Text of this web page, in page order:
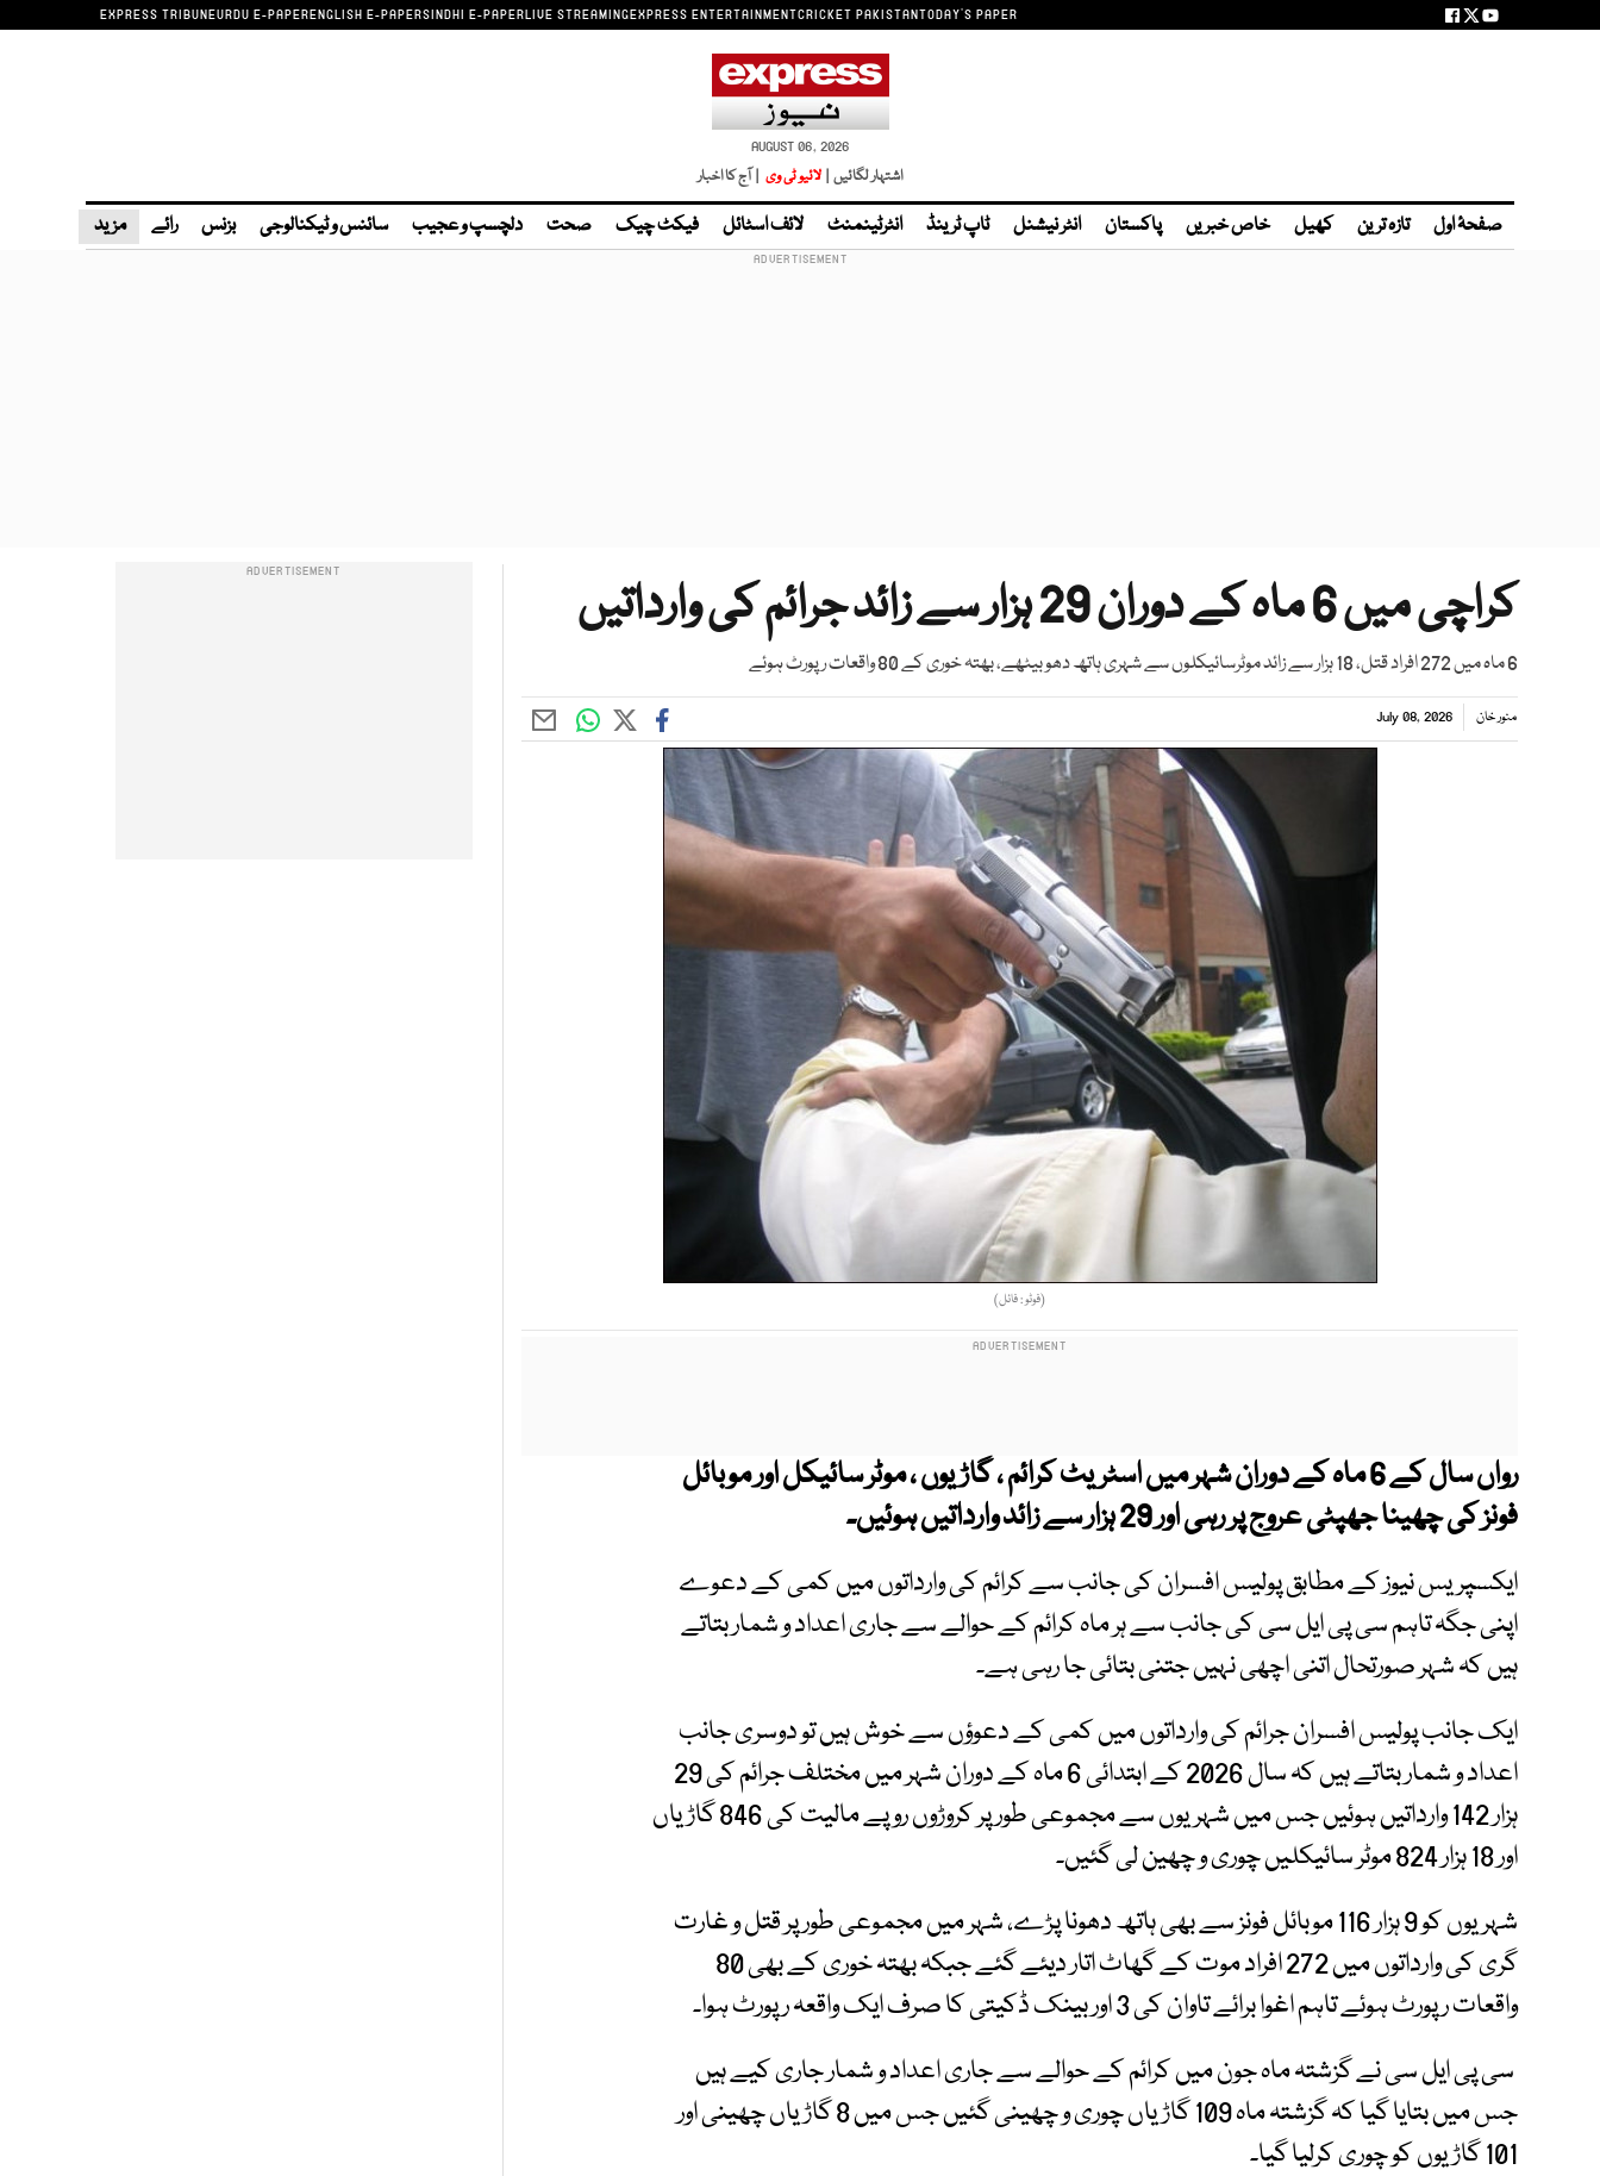
EXPRESS TRIBUNEURDU E-PAPERENGLISH E-PAPERSINDHI E-PAPERLIVE STREAMINGEXPRESS ENTERTAINMENTCRICKET PAKISTANTODAY'S PAPER
AUGUST 06, 2026
اشتہار لگائیں | لائیو ٹی وی | آج کا اخبار
صفحۂ اول تازہ ترین کھیل خاص خبریں پاکستان انٹر نیشنل ٹاپ ٹرینڈ انٹرٹینمنٹ لائف اسٹائل فیکٹ چیک صحت دلچسپ و عجیب سائنس و ٹیکنالوجی بزنس رائے مزید
کراچی میں 6 ماہ کے دوران 29 ہزار سے زائد جرائم کی وارداتیں
6 ماہ میں 272 افراد قتل، 18 ہزار سے زائد موٹرسائیکلوں سے شہری ہاتھ دھو بیٹھے، بھتہ خوری کے 80 واقعات رپورٹ ہوئے
منور خان July 08, 2026
(فوٹو : فائل)
رواں سال کے 6 ماہ کے دوران شہر میں اسٹریٹ کرائم ، گاڑیوں ، موٹر سائیکل اور موبائل
فونز کی چھینا جھپٹی عروج پر رہی اور 29 ہزار سے زائد وارداتیں ہوئیں۔
ایکسپریس نیوز کے مطابق پولیس افسران کی جانب سے کرائم کی وارداتوں میں کمی کے دعوے
اپنی جگہ تاہم سی پی ایل سی کی جانب سے ہر ماہ کرائم کے حوالے سے جاری اعداد و شمار بتاتے
ہیں کہ شہر صورتحال اتنی اچھی نہیں جتنی بتائی جا رہی ہے۔
ایک جانب پولیس افسران جرائم کی وارداتوں میں کمی کے دعوؤں سے خوش ہیں تو دوسری جانب
اعداد و شمار بتاتے ہیں کہ سال 2026 کے ابتدائی 6 ماہ کے دوران شہر میں مختلف جرائم کی 29
ہزار 142 وارداتیں ہوئیں جس میں شہریوں سے مجموعی طور پر کروڑوں روپے مالیت کی 846 گاڑیاں
اور 18 ہزار 824 موٹر سائیکلیں چوری و چھین لی گئیں۔
شہریوں کو 9 ہزار 116 موبائل فونز سے بھی ہاتھ دھونا پڑے، شہر میں مجموعی طور پر قتل و غارت
گری کی وارداتوں میں 272 افراد موت کے گھاٹ اتار دیئے گئے جبکہ بھتہ خوری کے بھی 80
واقعات رپورٹ ہوئے تاہم اغوا برائے تاوان کی 3 اور بینک ڈکیتی کا صرف ایک واقعہ رپورٹ ہوا۔
سی پی ایل سی نے گزشتہ ماہ جون میں کرائم کے حوالے سے جاری اعداد و شمار جاری کیے ہیں
جس میں بتایا گیا کہ گزشتہ ماہ 109 گاڑیاں چوری و چھینی گئیں جس میں 8 گاڑیاں چھینی اور
101 گاڑیوں کو چوری کرلیا گیا۔